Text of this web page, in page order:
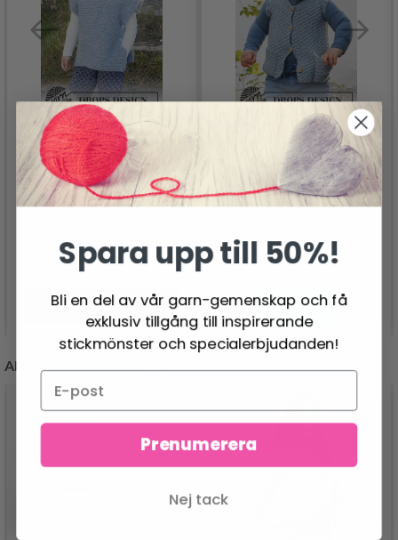
38-15 READY, SET, GO!
BY DROPS DESIGN
Lägg till varukorgen
38-6
NEIGHBOURHOOD
DESIGN
220.00 SEK
Se produkt
ANDRA KUNDER KÖPTE
Spara upp till 50%!
Bli en del av vår garn-gemenskap och få
exklusiv tillgång till inspirerande
stickmönster och specialerbjudanden!
Prenumerera
Nej tack